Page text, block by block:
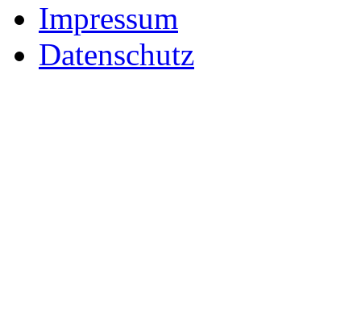
Impressum
Datenschutz